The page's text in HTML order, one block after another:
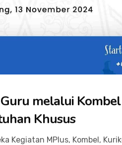
melalui Kombel
Khusus
Kegiatan MPlus, Kombel,